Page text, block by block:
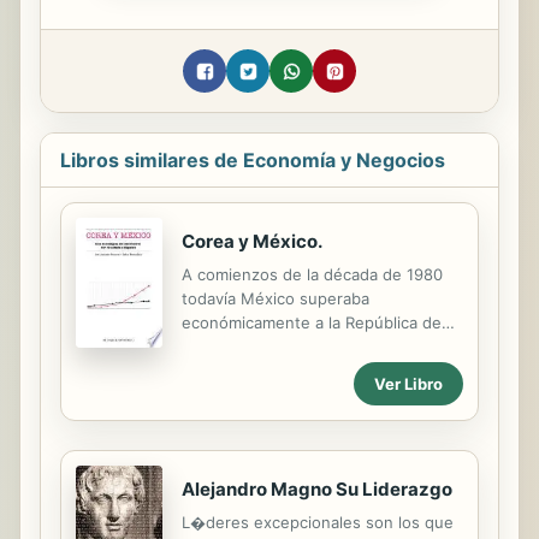
Libros similares de Economía y Negocios
Corea y México.
A comienzos de la década de 1980
todavía México superaba
económicamente a la República de
hubiera previsto que, menos de
medio siglo después, Corea se
convertiría en un país desarrollado,
subdesarrollo. Estos caminos
divergentes apuntan a que no había
Ver Libro
Alejandro Magno Su Liderazgo
L�deres excepcionales son los que